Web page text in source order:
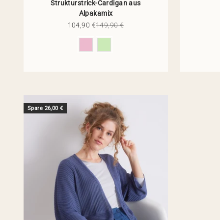
Strukturstrick-Cardigan aus
Alpakamix
Angebot
104,90 €Regulärer Preis
149,90 €
Spare 26,00 €